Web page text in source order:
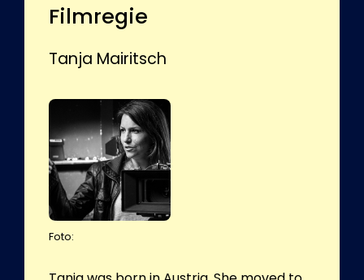
Filmregie
Tanja Mairitsch
Foto: